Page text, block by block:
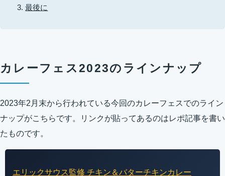
最後に
カレーフェス2023のラインナップ
2023年2月末から行われている今回のカレーフェスでのライン
ナップがこちらです。リンクが貼ってあるのはレポ記事を書い
たものです。
エリックサウス監修 チキン＆バターチキンカレー